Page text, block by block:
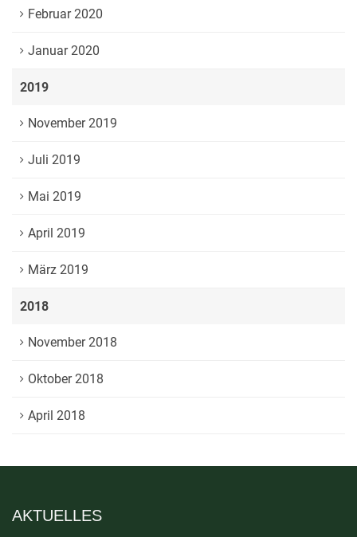
Februar 2020
Januar 2020
2019
November 2019
Juli 2019
Mai 2019
April 2019
März 2019
2018
November 2018
Oktober 2018
April 2018
AKTUELLES